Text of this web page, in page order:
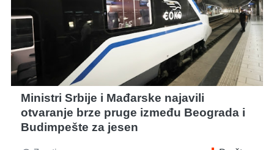
Ministri Srbije i Mađarske najavili
otvaranje brze pruge između Beograda i
Budimpešte za jesen